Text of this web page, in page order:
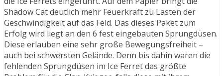
Shadow Cat deutlich mehr Feuerkraft zu Lasten der
Geschwindigkeit auf das Feld. Das dieses Paket zum
Erfolg wird liegt an den 6 fest eingebauten Sprungdüsen.
Diese erlauben eine sehr große Bewegungsfreiheit –
auch bei schwersten Gelände. Denn bis dahin waren die
fehlenden Sprungdüsen im Ice Ferret das größte